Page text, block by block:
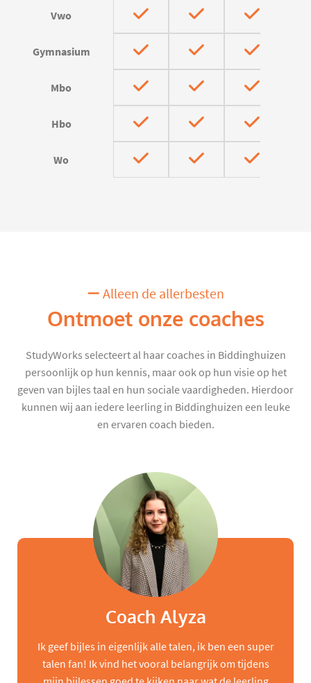
Vwo
Gymnasium
Mbo
Hbo
Wo
Alleen de allerbesten
Ontmoet onze coaches
StudyWorks selecteert al haar coaches in Biddinghuizen
persoonlijk op hun kennis, maar ook op hun visie op het
geven van bijles taal en hun sociale vaardigheden. Hierdoor
kunnen wij aan iedere leerling in Biddinghuizen een leuke
en ervaren coach bieden.
Coach Alyza
Ik geef bijles in eigenlijk alle talen, ik ben een super
talen fan! Ik vind het vooral belangrijk om tijdens